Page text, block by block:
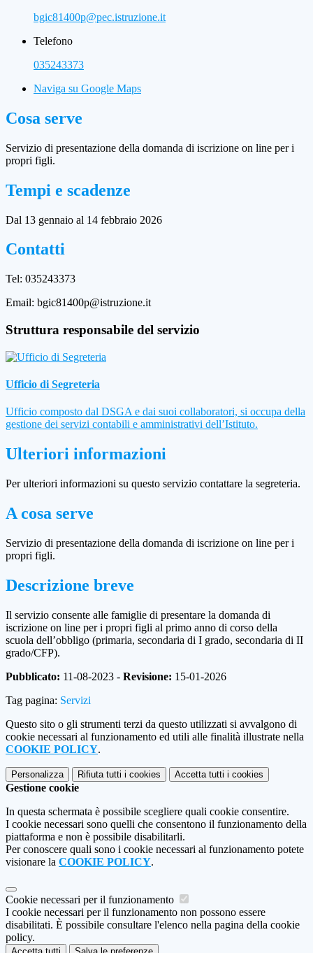
bgic81400p@pec.istruzione.it
Telefono
035243373
Naviga su Google Maps
Cosa serve
Servizio di presentazione della domanda di iscrizione on line per i
propri figli.
Tempi e scadenze
Dal 13 gennaio al 14 febbraio 2026
Contatti
Tel: 035243373
Email: bgic81400p@istruzione.it
Struttura responsabile del servizio
Ufficio di Segreteria
Ufficio composto dal DSGA e dai suoi collaboratori, si occupa della
gestione dei servizi contabili e amministrativi dell’Istituto.
Ulteriori informazioni
Per ulteriori informazioni su questo servizio contattare la segreteria.
A cosa serve
Servizio di presentazione della domanda di iscrizione on line per i
propri figli.
Descrizione breve
Il servizio consente alle famiglie di presentare la domanda di
iscrizione on line per i propri figli al primo anno di corso della
scuola dell’obbligo (primaria, secondaria di I grado, secondaria di II
grado/CFP).
Pubblicato: 11-08-2023 - Revisione: 15-01-2026
Tag pagina: Servizi
Questo sito o gli strumenti terzi da questo utilizzati si avvalgono di
cookie necessari al funzionamento ed utili alle finalità illustrate nella
COOKIE POLICY.
Personalizza Rifiuta tutti i cookies Accetta tutti i cookies
Gestione cookie
In questa schermata è possibile scegliere quali cookie consentire.
I cookie necessari sono quelli che consentono il funzionamento della
piattaforma e non è possibile disabilitarli.
Per conoscere quali sono i cookie necessari al funzionamento potete
visionare la COOKIE POLICY.
Cookie necessari per il funzionamento
I cookie necessari per il funzionamento non possono essere
disabilitati. È possibile consultare l'elenco nella pagina della cookie
policy.